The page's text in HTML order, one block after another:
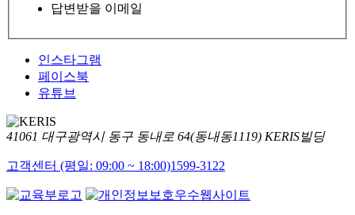
답변받을 이메일
인스타그램
페이스북
유튜브
41061 대구광역시 동구 동내로 64(동내동1119) KERIS빌딩
고객센터 (평일: 09:00 ~ 18:00)1599-3122